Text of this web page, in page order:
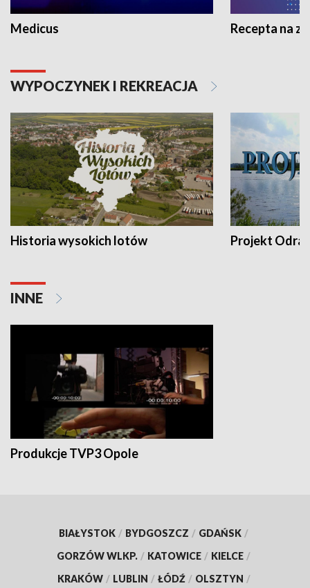
Medicus Recepta na
WYPOCZYNEK I REKREACJA
Historia wysokich lotów Projekt Odra
INNE
Produkcje TVP3 Opole
BIAŁYSTOK / BYDGOSZCZ / GDAŃSK /
GORZÓW WLKP. / KATOWICE / KIELCE /
KRAKÓW / LUBLIN / ŁÓDŹ / OLSZTYN /